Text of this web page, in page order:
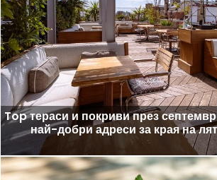
Top тераси и покриви през
най-добри адреси за края на